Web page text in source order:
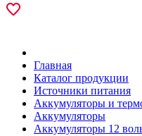
Главная
Каталог продукции
Источники питания
Аккумуляторы и
Аккумуляторы
Аккумуляторы 12